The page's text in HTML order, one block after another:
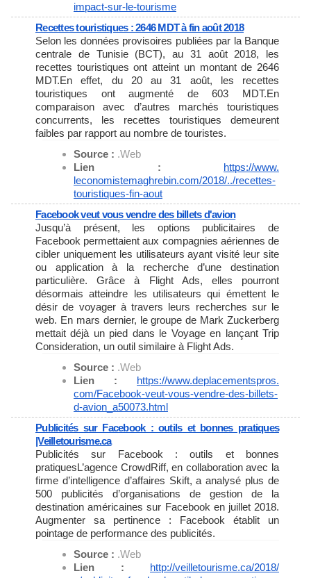
impact-sur-le-tourisme
Recettes touristiques : 2646 MDT à fin août 2018
Selon les données provisoires publiées par la Banque
centrale de Tunisie (BCT), au 31 août 2018, les
recettes touristiques ont atteint un montant de 2646
MDT.En effet, du 20 au 31 août, les recettes
touristiques ont augmenté de 603 MDT.En
comparaison avec d’autres marchés touristiques
concurrents, les recettes touristiques demeurent
faibles par rapport au nombre de touristes.
Source : .Web
Lien : https://www.
leconomistemaghrebin.com/2018/../recettes-
touristiques-fin-aout
Facebook veut vous vendre des billets d'avion
Jusqu’à présent, les options publicitaires de
Facebook permettaient aux compagnies aériennes de
cibler uniquement les utilisateurs ayant visité leur site
ou application à la recherche d’une destination
particulière. Grâce à Flight Ads, elles pourront
désormais atteindre les utilisateurs qui émettent le
désir de voyager à travers leurs recherches sur le
web. En mars dernier, le groupe de Mark Zuckerberg
mettait déjà un pied dans le Voyage en lançant Trip
Consideration, un outil similaire à Flight Ads.
Source : .Web
Lien : https://www.deplacementspros.
com/Facebook-veut-vous-vendre-des-billets-
d-avion_a50073.html
Publicités sur Facebook : outils et bonnes pratiques
|Veilletourisme.ca
Publicités sur Facebook : outils et bonnes
pratiquesL’agence CrowdRiff, en collaboration avec la
firme d’intelligence d’affaires Skift, a analysé plus de
500 publicités d’organisations de gestion de la
destination américaines sur Facebook en juillet 2018.
Augmenter sa pertinence : Facebook établit un
pointage de performance des publicités.
Source : .Web
Lien : http://veilletourisme.ca/2018/